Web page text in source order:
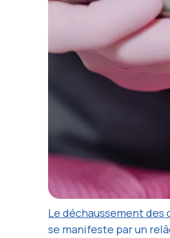
Le déchaussement des
se manifeste par un